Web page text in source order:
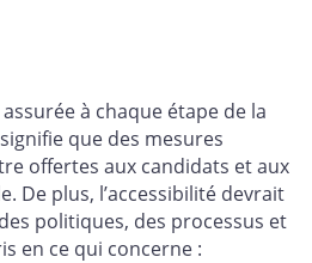
à chaque étape de la
que des mesures
offertes aux candidats et aux
De plus, l’accessibilité devrait
politiques, des processus et
en ce qui concerne :